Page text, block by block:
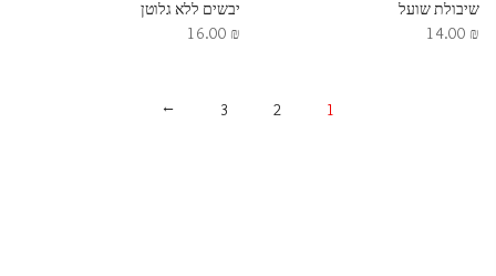
שיבולת שועל
14.00 ₪
יבשים ללא גלוטן
16.00 ₪
1
2
3
→